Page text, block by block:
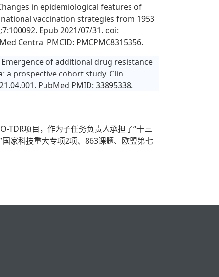
in epidemiological features of
vaccination strategies from 1953
Epub 2021/07/31. doi:
Central PMCID: PMCPMC8315356.
Emergence of additional drug resistance
prospective cohort study. Clin
PubMed PMID: 33895338.
项目，作为子任务负责人承担了“十三
家科技重大专项2项、863课题、欧盟第七